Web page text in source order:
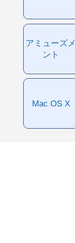
アミューズメ
ント
Mac OS X